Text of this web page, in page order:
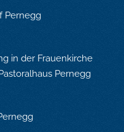
Pernegg
in der Frauenkirche
Pernegg